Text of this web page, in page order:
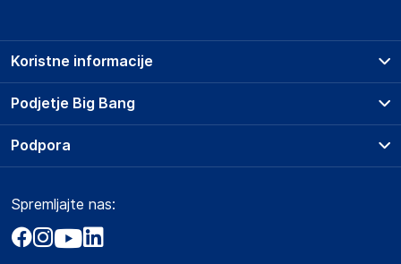
Podjetje Big Bang
O podjetju
Obvestila za javnost
Akt o digitalnih storitvah
Koristne informacije
Prodajna mesta
Storitve
Dostava, vnos in odvoz
Zavarovanje izdelkov
Podpora
Marketplace
Kako oddati naročilo?
Spremljajte nas: